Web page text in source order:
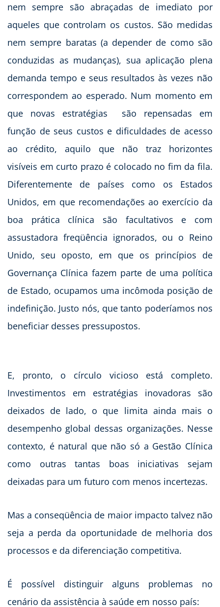
nem sempre são abraçadas de imediato por
aqueles que controlam os custos. São medidas
nem sempre baratas (a depender de como são
conduzidas as mudanças), sua aplicação plena
demanda tempo e seus resultados às vezes não
correspondem ao esperado. Num momento em
que novas estratégias são repensadas em
função de seus custos e dificuldades de acesso
ao crédito, aquilo que não traz horizontes
visíveis em curto prazo é colocado no fim da fila.
Diferentemente de países como os Estados
Unidos, em que recomendações ao exercício da
boa prática clínica são facultativos e com
assustadora freqüência ignorados, ou o Reino
Unido, seu oposto, em que os princípios de
Governança Clínica fazem parte de uma política
de Estado, ocupamos uma incômoda posição de
indefinição. Justo nós, que tanto poderíamos nos
beneficiar desses pressupostos.
E, pronto, o círculo vicioso está completo.
Investimentos em estratégias inovadoras são
deixados de lado, o que limita ainda mais o
desempenho global dessas organizações. Nesse
contexto, é natural que não só a Gestão Clínica
como outras tantas boas iniciativas sejam
deixadas para um futuro com menos incertezas.
Mas a conseqüência de maior impacto talvez não
seja a perda da oportunidade de melhoria dos
processos e da diferenciação competitiva.
É possível distinguir alguns problemas no
cenário da assistência à saúde em nosso país: